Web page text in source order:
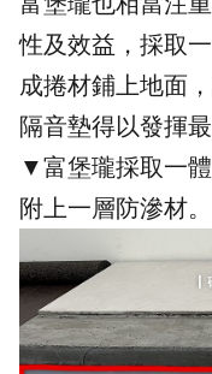
性及效益，採取
成捲材鋪上地面
隔音墊得以發揮最
▼富堡瓏採取一
附上一層防滲材